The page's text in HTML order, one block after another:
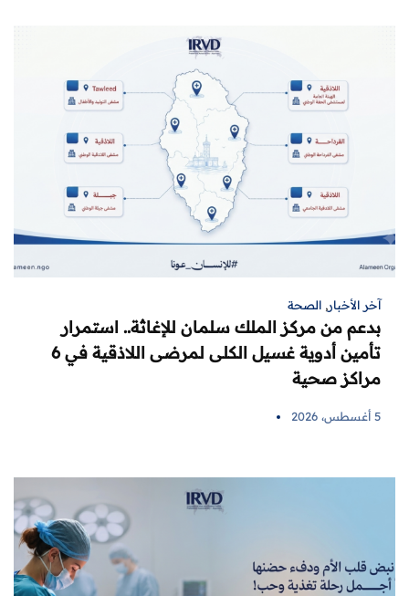
آخر الأخبار, الصحة
بدعم من مركز الملك سلمان للإغاثة.. استمرار
تأمين أدوية غسيل الكلى لمرضى اللاذقية في 6
مراكز صحية
5 أغسطس، 2026